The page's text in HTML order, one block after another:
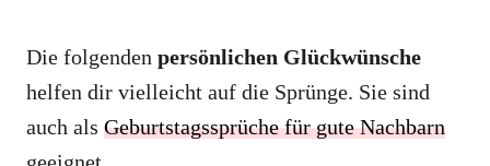
Die folgenden persönlichen Glückwünsche
helfen dir vielleicht auf die Sprünge. Sie sind
auch als Geburtstagssprüche für gute Nachbarn